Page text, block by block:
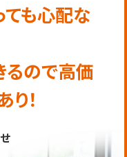
ても心配な
るので高価
！